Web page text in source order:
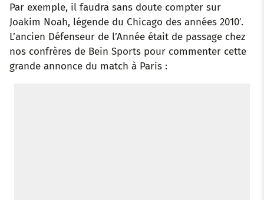
Par exemple, il faudra sans doute compter sur
Joakim Noah, légende du Chicago des années 2010′.
L’ancien Défenseur de l’Année était de passage chez
nos confrères de Bein Sports pour commenter cette
grande annonce du match à Paris :